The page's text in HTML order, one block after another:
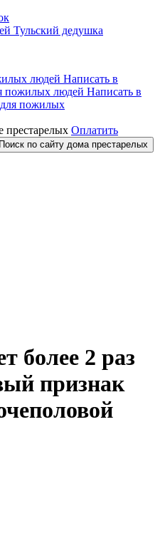
Написать в
Написать в
Оплатить
более 2 раз
признак